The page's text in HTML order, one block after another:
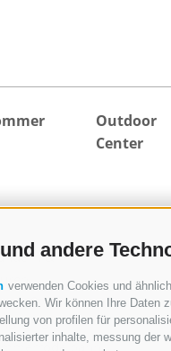
andere
verwenden Cookies und
Wir können Ihre
von profilen für
inhalte, messung
&
&
Outdoor
Center